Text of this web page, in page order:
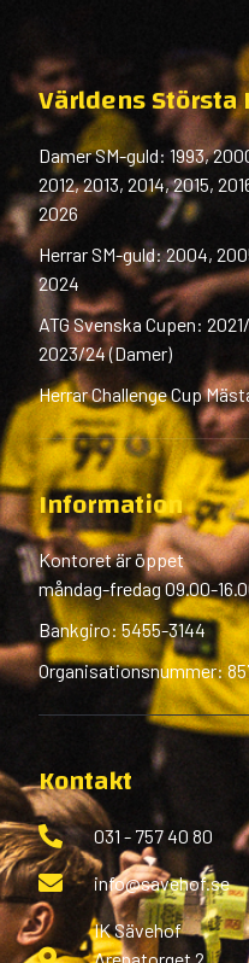
Världens
Damer SM-guld: 1993,
2012, 2013, 2014, 2015,
2026
Herrar SM-guld: 2004,
2024
ATG Svenska Cupen:
2023/24 (Damer)
Herrar Challenge Cup
Information
Kontoret är öppet
måndag-fredag 09.00-
Bankgiro: 5455-3144
Organisationsnummer:
Kontakt
031 - 757 40 80
info@savehof.se
IK Sävehof